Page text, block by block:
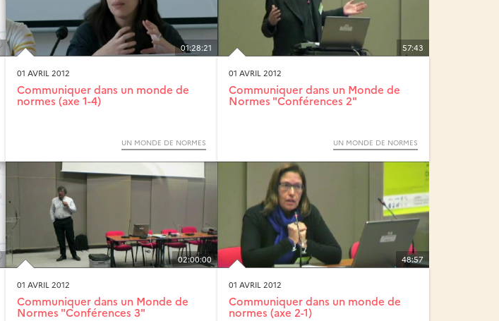
01:28:21
01 AVRIL 2012
Communiquer dans un monde de
normes (axe 1-4)
UN MONDE DE NORMES
57:43
01 AVRIL 2012
Communiquer dans un Monde de
Normes "Conférences 2"
UN MONDE DE NORMES
02:00:00
01 AVRIL 2012
Communiquer dans un Monde de
Normes "Conférences 3"
48:57
01 AVRIL 2012
Communiquer dans un monde de
normes (axe 2-1)